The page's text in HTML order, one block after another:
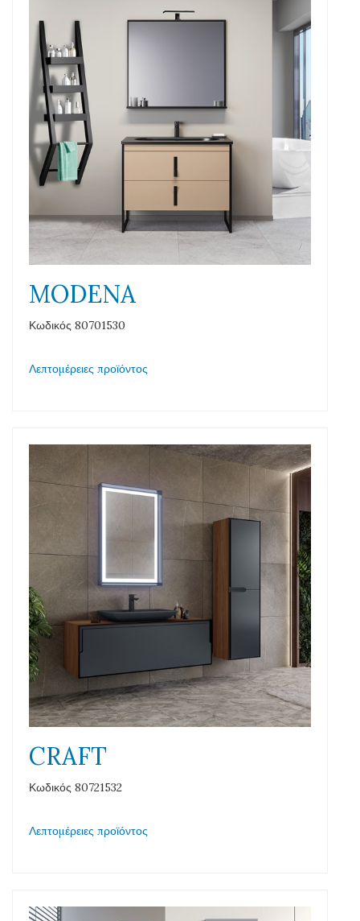
MODENA
Κωδικός 80701530
Λεπτομέρειες προϊόντος
CRAFT
Κωδικός 80721532
Λεπτομέρειες προϊόντος